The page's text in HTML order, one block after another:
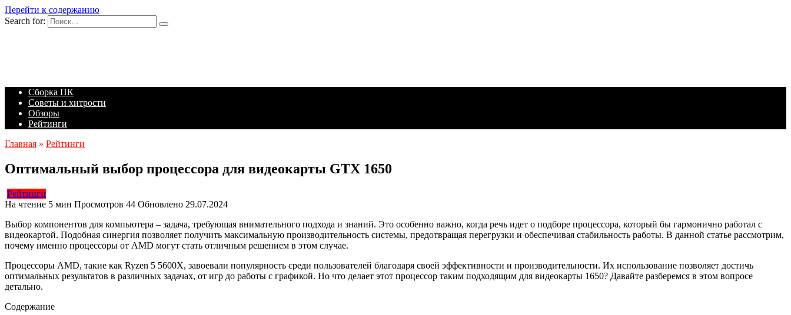
Перейти к содержанию
Search for:
Сборка ПК
Советы и хитрости
Обзоры
Рейтинги
Главная » Рейтинги
Оптимальный выбор процессора для видеокарты GTX 1650
Рейтинги
На чтение 5 мин Просмотров 44 Обновлено 29.07.2024
Выбор компонентов для компьютера – задача, требующая внимательного подхода и знаний. Это особенно важно, когда речь идет о подборе процессора, который бы гармонично работал с
видеокартой. Подобная синергия позволяет получить максимальную производительность системы, предотвращая перегрузки и обеспечивая стабильность работы. В данной статье рассмотрим,
почему именно процессоры от AMD могут стать отличным решением в этом случае.
Процессоры AMD, такие как Ryzen 5 5600X, завоевали популярность среди пользователей благодаря своей эффективности и производительности. Их использование позволяет достичь
оптимальных результатов в различных задачах, от игр до работы с графикой. Но что делает этот процессор таким подходящим для видеокарты 1650? Давайте разберемся в этом вопросе
детально.
Содержание